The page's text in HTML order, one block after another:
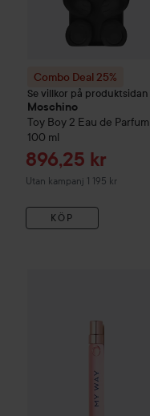
Combo Deal 25%
Se villkor på produktsidan
Moschino
Toy Boy 2 Eau de Parfum
100 ml
Reapris
896,25 kr
Utan kampanj 1 195 kr
KÖP